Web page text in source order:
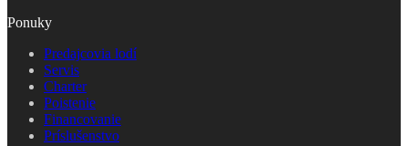
Ponuky
Predajcovia lodí
Servis
Charter
Poistenie
Financovanie
Príslušenstvo